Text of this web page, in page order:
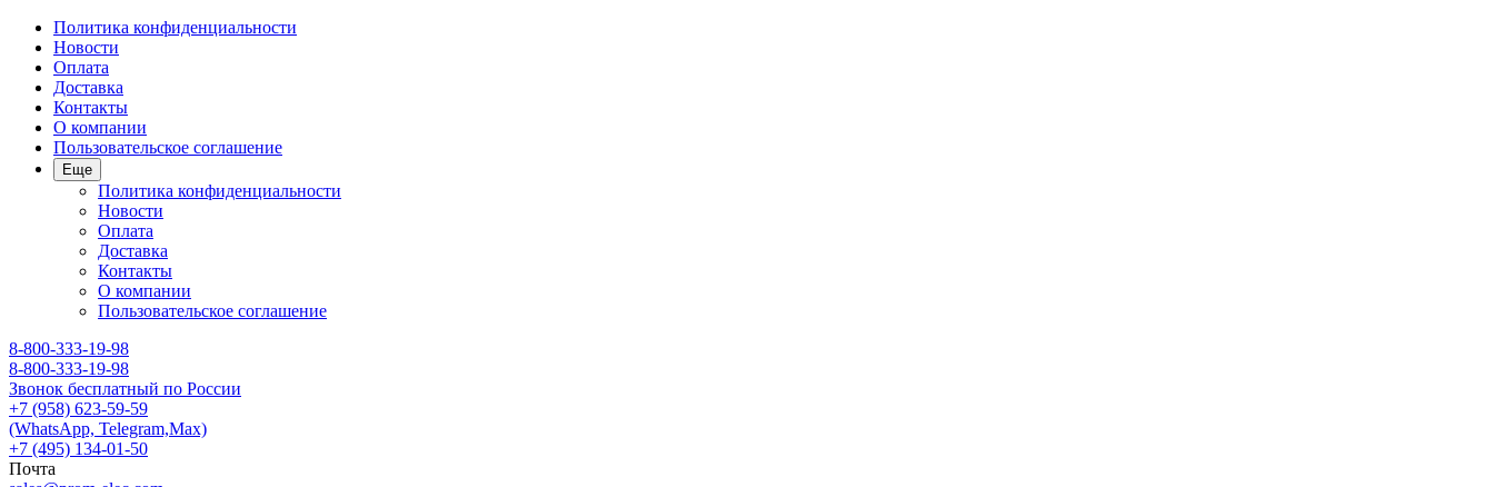
Политика конфиденциальности
Новости
Оплата
Доставка
Контакты
О компании
Пользовательское соглашение
Еще
Политика конфиденциальности
Новости
Оплата
Доставка
Контакты
О компании
Пользовательское соглашение
8-800-333-19-98
8-800-333-19-98
Звонок бесплатный по России
+7 (958) 623-59-59
(WhatsApp, Telegram,Max)
+7 (495) 134-01-50
Почта